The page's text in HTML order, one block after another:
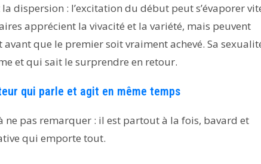
dispersion : l’excitation du début peut s’évaporer
apprécient la vivacité et la variété, mais peuvent
que le premier soit vraiment achevé. Sa
et qui sait le surprendre en retour.
qui parle et agit en même temps
ne pas remarquer : il est partout à la fois, bavard et
qui emporte tout.